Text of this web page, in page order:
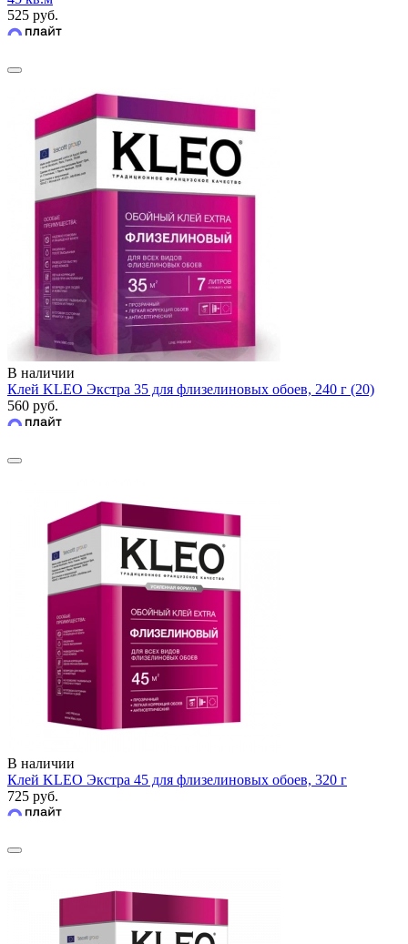
525 руб.
В наличии
Клей KLEO Экстра 35 для флизелиновых обоев, 240 г (20)
560 руб.
В наличии
Клей KLEO Экстра 45 для флизелиновых обоев, 320 г
725 руб.